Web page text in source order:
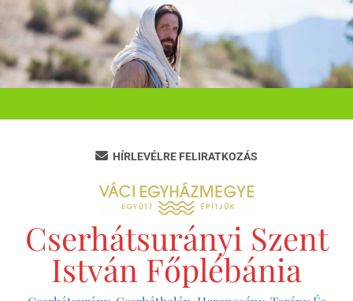
Ugrás
tartalomra
Cserhátsurányi Szent
István Főplébánia
HÍRLEVÉLRE FELIRATKOZÁS